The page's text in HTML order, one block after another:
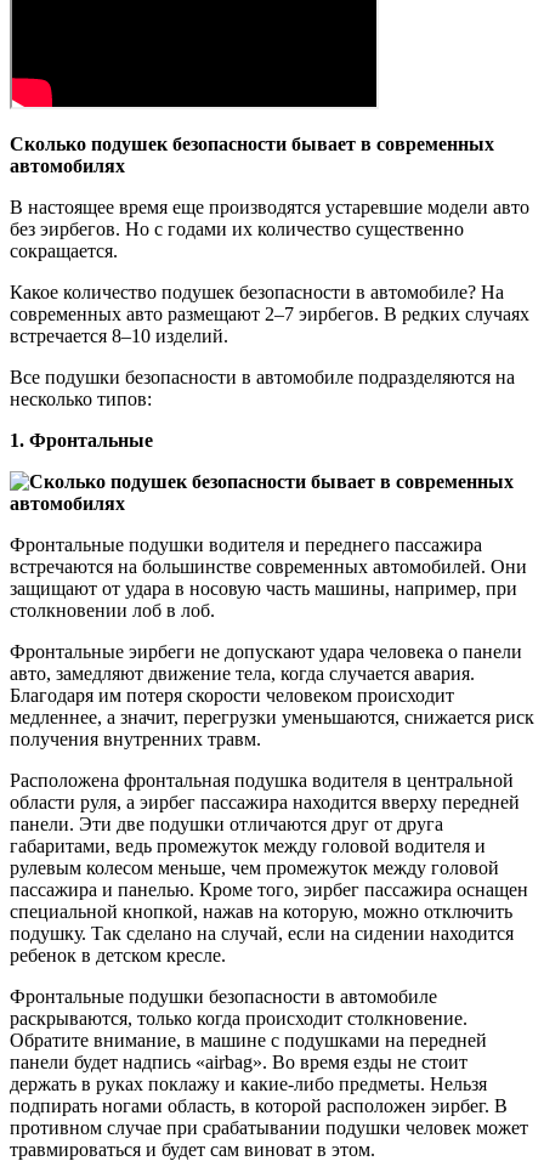
Сколько подушек безопасности бывает в современных
автомобилях
В настоящее время еще производятся устаревшие модели авто
без эирбегов. Но с годами их количество существенно
сокращается.
Какое количество подушек безопасности в автомобиле? На
современных авто размещают 2–7 эирбегов. В редких случаях
встречается 8–10 изделий.
Все подушки безопасности в автомобиле подразделяются на
несколько типов:
1. Фронтальные
Фронтальные подушки водителя и переднего пассажира
встречаются на большинстве современных автомобилей. Они
защищают от удара в носовую часть машины, например, при
столкновении лоб в лоб.
Фронтальные эирбеги не допускают удара человека о панели
авто, замедляют движение тела, когда случается авария.
Благодаря им потеря скорости человеком происходит
медленнее, а значит, перегрузки уменьшаются, снижается риск
получения внутренних травм.
Расположена фронтальная подушка водителя в центральной
области руля, а эирбег пассажира находится вверху передней
панели. Эти две подушки отличаются друг от друга
габаритами, ведь промежуток между головой водителя и
рулевым колесом меньше, чем промежуток между головой
пассажира и панелью. Кроме того, эирбег пассажира оснащен
специальной кнопкой, нажав на которую, можно отключить
подушку. Так сделано на случай, если на сидении находится
ребенок в детском кресле.
Фронтальные подушки безопасности в автомобиле
раскрываются, только когда происходит столкновение.
Обратите внимание, в машине с подушками на передней
панели будет надпись «airbag». Во время езды не стоит
держать в руках поклажу и какие-либо предметы. Нельзя
подпирать ногами область, в которой расположен эирбег. В
противном случае при срабатывании подушки человек может
травмироваться и будет сам виноват в этом.